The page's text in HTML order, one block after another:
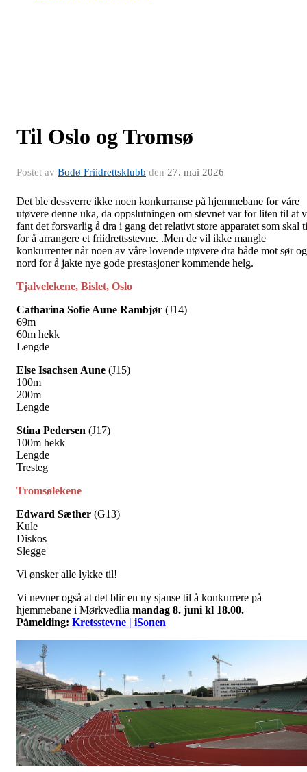
Til Oslo og Tromsø
Postet av Bodø Friidrettsklubb den 27. mai 2026
Det ble dessverre ikke noen konkurranse på hjemmebane for våre
utøvere denne uka, da oppslutningen om stevnet var for liten til at
fant det forsvarlig å dra i gang det relativt store apparatet som skal
for å arrangere et friidrettsstevne. .Men de vil ikke mangle
konkurrenter når noen av våre lovende utøvere dra både mot sør og
nord for å jakte nye gode prestasjoner kommende helg.
Tjalvelekene, Bislet, Oslo
Catharina Sofie Aune Rambjør (J14)
69m
60m hekk
Lengde
Else Isachsen Aune (J15)
100m
200m
Lengde
Stina Pedersen (J17)
100m hekk
Lengde
Tresteg
Tromsølekene
Edward Sæther (G13)
Kule
Diskos
Slegge
Vi ønsker alle lykke til!
Vi nevner også at det blir en ny sjanse til å konkurrere på
hjemmebane i Mørkvedlia mandag 8. juni kl 18.00.
Påmelding: Kretsstevne | iSonen